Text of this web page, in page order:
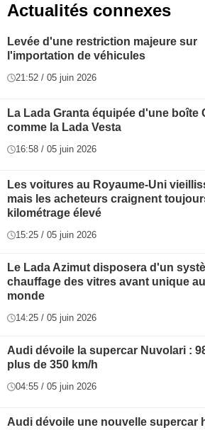
Actualités connexes
Levée d'une restriction majeure sur
l'importation de véhicules
21:52 / 05 juin 2026
La Lada Granta équipée d'une boîte
comme la Lada Vesta
16:58 / 05 juin 2026
Les voitures au Royaume-Uni
mais les acheteurs craignent
kilométrage élevé
15:25 / 05 juin 2026
Le Lada Azimut disposera d'un
chauffage des vitres avant unique au
monde
14:25 / 05 juin 2026
Audi dévoile la supercar Nuvolari :
plus de 350 km/h
04:55 / 05 juin 2026
Audi dévoile une nouvelle supercar